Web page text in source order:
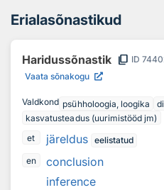
Erialasõnastikud
Haridussõnastik content_copy ID
Vaata sõnakogu
Valdkond psühholoogia, loogika
kasvatusteadus (uurimistööd jm)
et
järeldus eelistatud
en
conclusion
inference